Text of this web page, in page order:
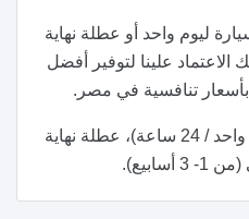
ليوم واحد أو عطلة نهاية
الاعتماد علينا لتوفير أفضل
تنافسية في مصر.
يومي (يوم واحد / 24 ساعة)، عطلة نهاية